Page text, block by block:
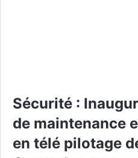
Sécurité :
de maintenance
en télé pilotage